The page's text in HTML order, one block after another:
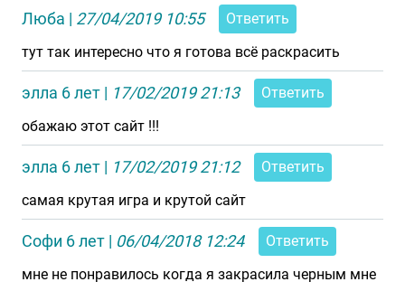
Люба | 27/04/2019 10:55
Ответить
тут так интересно что я готова всё раскрасить
элла 6 лет | 17/02/2019 21:13
Ответить
обажаю этот сайт !!!
элла 6 лет | 17/02/2019 21:12
Ответить
самая крутая игра и крутой сайт
Софи 6 лет | 06/04/2018 12:24
Ответить
мне не понравилось когда я закрасила черным мне